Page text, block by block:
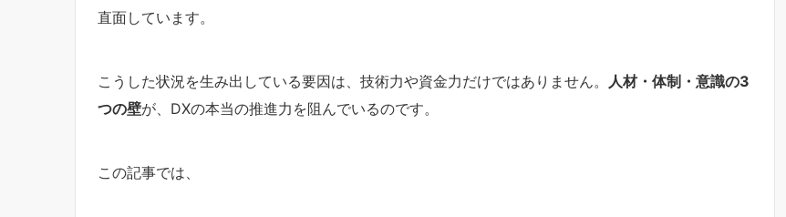
直面しています。
こうした状況を生み出している要因は、技術力や資金力だけではありません。
人材・体制・意識の3
つの壁が、DXの本当の推進力を阻んでいるのです。
この記事では、